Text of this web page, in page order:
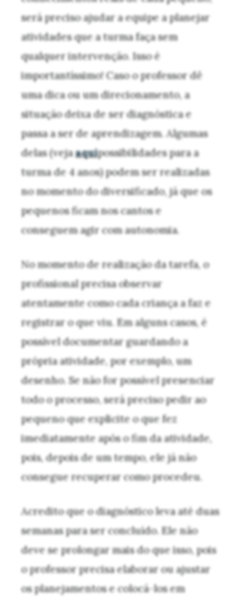
será preciso ajudar a equipe a planejar
atividades que a turma faça sem
qualquer intervenção. Isso é
importantíssimo! Caso o professor dê
uma dica ou um direcionamento, a
situação deixa de ser diagnóstica e
passa a ser de aprendizagem. Algumas
delas (vejaaquipossibilidades para a
turma de 4 anos) podem ser realizadas
no momento do diversificado, já que os
pequenos ficam nos cantos e
conseguem agir com autonomia.
No momento de realização da tarefa, o
profissional precisa observar
atentamente como cada criança a faz e
registrar o que viu. Em alguns casos, é
possível documentar guardando a
própria atividade, por exemplo, um
desenho. Se não for possível presenciar
todo o processo, será preciso pedir ao
pequeno que explicite o que fez
imediatamente após o fim da atividade,
pois, depois de um tempo, ele já não
consegue recuperar como procedeu.
Acredito que o diagnóstico leva até duas
semanas para ser concluído. Ele não
deve se prolongar mais do que isso, pois
o professor precisa elaborar ou ajustar
os planejamentos e colocá-los em